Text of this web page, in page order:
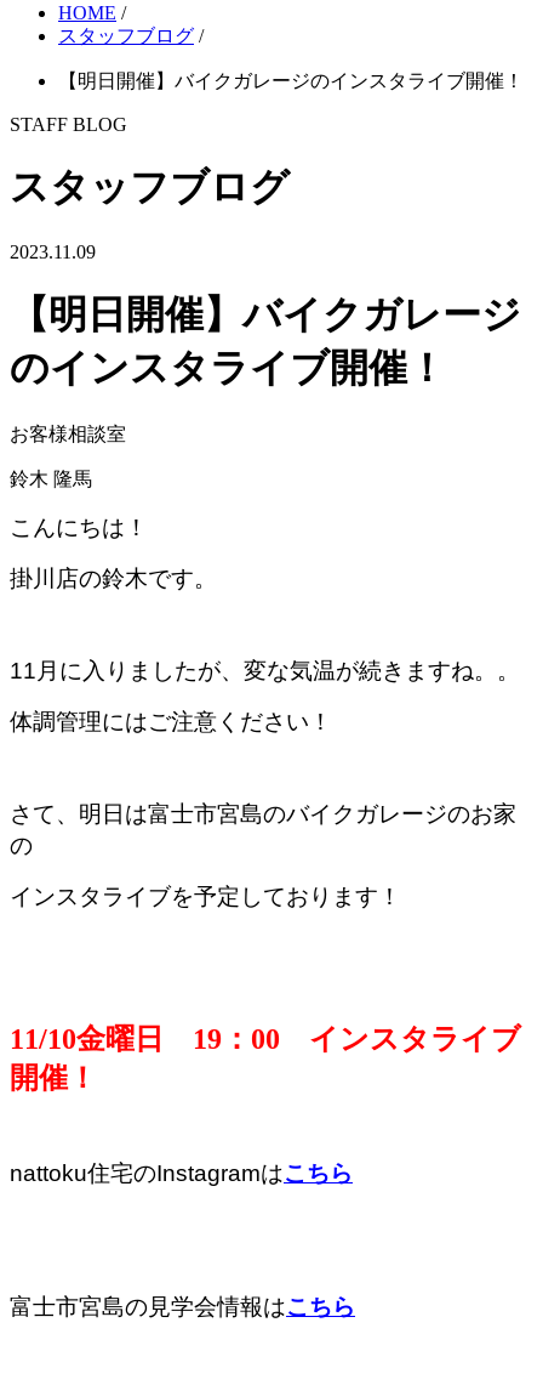
HOME /
スタッフブログ /
【明日開催】バイクガレージのインスタライブ開催！
STAFF BLOG
スタッフブログ
2023.11.09
【明日開催】バイクガレージ
のインスタライブ開催！
お客様相談室
鈴木 隆馬
こんにちは！
掛川店の鈴木です。
11月に入りましたが、変な気温が続きますね。。
体調管理にはご注意ください！
さて、明日は富士市宮島のバイクガレージのお家
の
インスタライブを予定しております！
11/10金曜 日 19：00 インスタライブ
開催！
nattoku住宅のInstagramはこちら
富士市宮島の見学会情報はこちら